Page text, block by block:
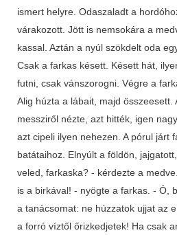
ismert helyre. Odaszaladt a
várakozott. Jött is nemsokára a
kassal. Aztán a nyúl szökdelt oda
Csak a farkas késett. Késett hát,
futni, csak vánszorogni. Végre a
Alig húzta a lábait, majd összeesett.
messziről nézte, azt hitték, igen
azt cipeli ilyen nehezen. A pórul járt
batátaihoz. Elnyúlt a földön,
veled, farkaska? - kérdezte a
is a birkával! - nyögte a farkas. - Ó,
a tanácsomat: ne húzzatok ujjat az
a forró víztől őrizkedjetek! Ha csak